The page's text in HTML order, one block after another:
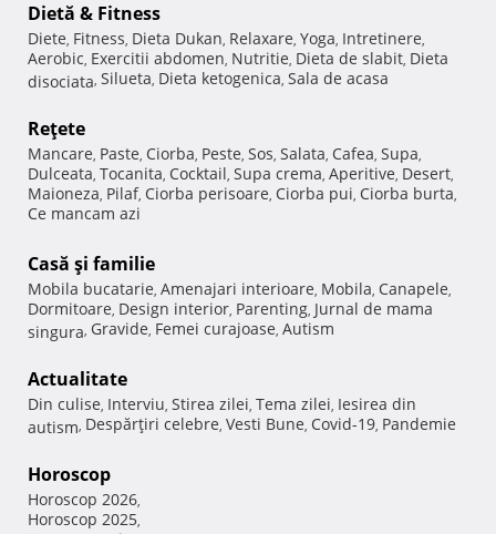
Dietă & Fitness
Diete, Fitness, Dieta Dukan, Relaxare, Yoga, Intretinere,
Aerobic, Exercitii abdomen, Nutritie, Dieta de slabit, Dieta
disociata, Silueta, Dieta ketogenica, Sala de acasa
Reţete
Mancare, Paste, Ciorba, Peste, Sos, Salata, Cafea, Supa,
Dulceata, Tocanita, Cocktail, Supa crema, Aperitive, Desert,
Maioneza, Pilaf, Ciorba perisoare, Ciorba pui, Ciorba burta,
Ce mancam azi
Casă şi familie
Mobila bucatarie, Amenajari interioare, Mobila, Canapele,
Dormitoare, Design interior, Parenting, Jurnal de mama
singura, Gravide, Femei curajoase, Autism
Actualitate
Din culise, Interviu, Stirea zilei, Tema zilei, Iesirea din
autism, Despărţiri celebre, Vesti Bune, Covid-19, Pandemie
Horoscop
Horoscop 2026,
Horoscop 2025,